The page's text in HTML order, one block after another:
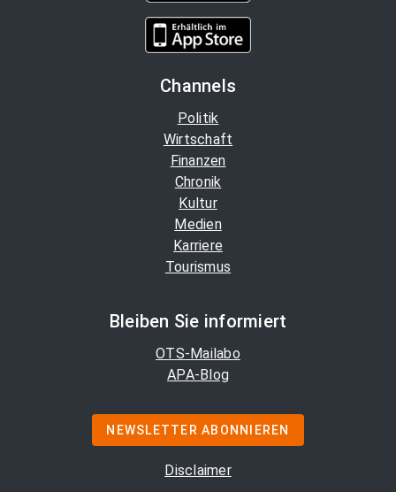
Channels
Politik
Wirtschaft
Finanzen
Chronik
Kultur
Medien
Karriere
Tourismus
Bleiben Sie informiert
OTS-Mailabo
APA-Blog
NEWSLETTER ABONNIEREN
Disclaimer